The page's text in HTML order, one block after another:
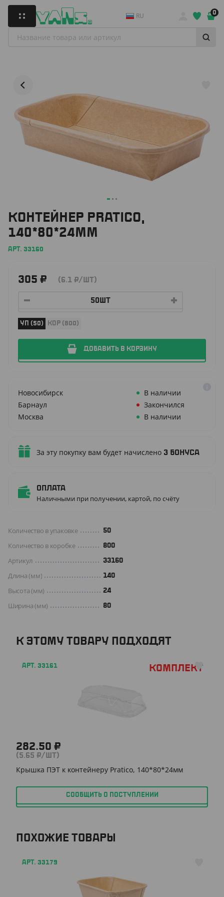
RU 0
КОНТЕЙНЕР PRATICO,
140*80*24ММ
АРТ. 33160
305 ₽ (6.1 ₽/ШТ)
УП (50) КОР (800)
ДОБАВИТЬ В КОРЗИНУ
Новосибирск
В наличии
Барнаул
Закончился
Москва
В наличии
За эту покупку вам будет начислено 3 бонуса
Оплата
Наличными при получении, картой, по счёту
Количество в упаковке 50
Количество в коробке 800
Артикул 33160
Длина (мм) 140
Высота (мм) 24
Ширина (мм) 80
К ЭТОМУ ТОВАРУ ПОДХОДЯТ
АРТ. 33161 Комплект
282.50 ₽
(5.65 ₽/ШТ)
Крышка ПЭТ к контейнеру Pratico, 140*80*24мм
СООБЩИТЬ О ПОСТУПЛЕНИИ
ПОХОЖИЕ ТОВАРЫ
АРТ. 33179